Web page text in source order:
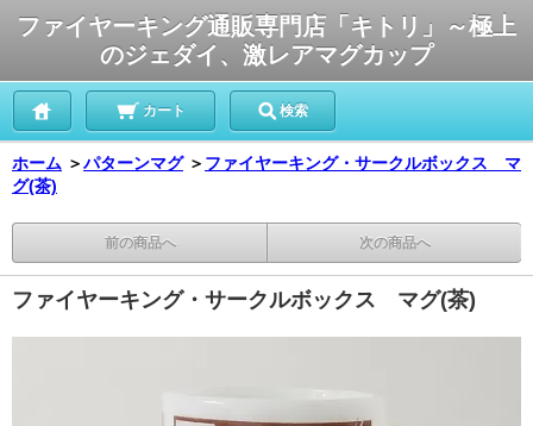
ファイヤーキング通販専門店「キトリ」～極上
のジェダイ、激レアマグカップ
カート 検索
ホーム ＞パターンマグ ＞ ファイヤーキング・サークルボックス マ
グ(茶)
前の商品へ 次の商品へ
ファイヤーキング・サークルボックス マグ(茶)